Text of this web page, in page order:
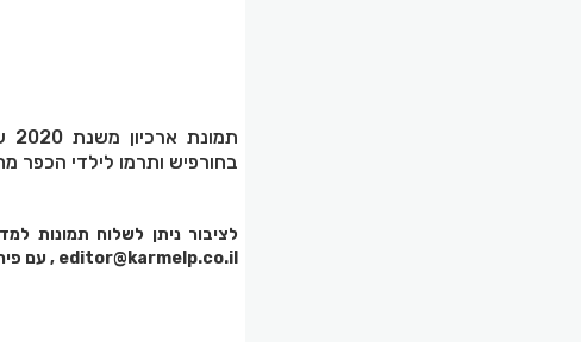
בחורפיש ותרמו לילדי הכפר
editor@karmelp.co.il , עם פירוט והסבר לגבי התמונות.